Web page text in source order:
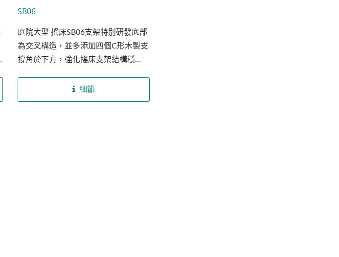
SB06
庭院大型 搖床SB06支架特別研發底部
為交叉構造，並多添加四個C形木製支
撐角於下方，強化搖床支架結構穩
式堆疊木片，提升耐重強度且不易隨
著溫度膨脹收縮，再透過熱壓成型設
細節